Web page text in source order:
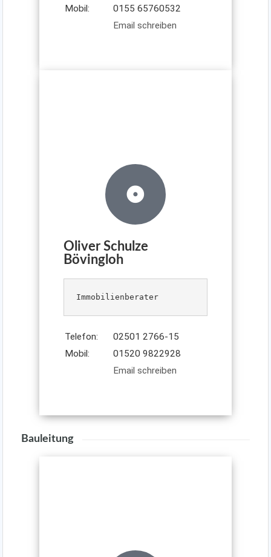
Mobil:
0155 65760532
Email schreiben
Oliver Schulze
Bövingloh
Immobilienberater
Telefon:
02501 2766-15
Mobil:
01520 9822928
Email schreiben
Bauleitung